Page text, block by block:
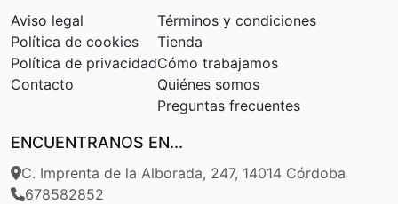
Aviso legal
Política de cookies
Política de privacidad
Contacto
Términos y condiciones
Tienda
Cómo trabajamos
Quiénes somos
Preguntas frecuentes
ENCUENTRANOS EN...
C. Imprenta de la Alborada, 247, 14014 Córdoba
678582852